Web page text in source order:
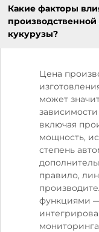
Какие факторы
кукурузы?
Цена
может
включая
мощность,
степень
правило,
функциями